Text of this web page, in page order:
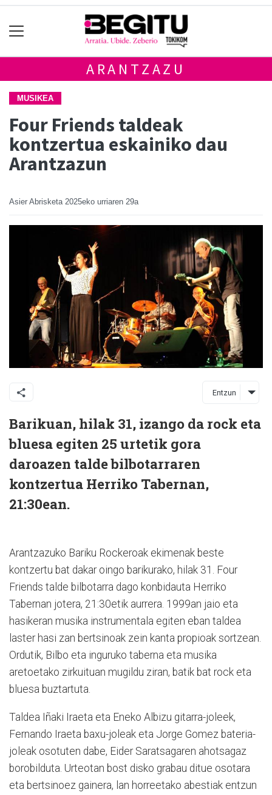
ARANTZAZU
MUSIKEA
Four Friends taldeak
kontzertua eskainiko dau
Arantzazun
Asier Abrisketa 2025eko urriaren 29a
Entzun
Barikuan, hilak 31, izango da rock eta
bluesa egiten 25 urtetik gora
daroazen talde bilbotarraren
kontzertua Herriko Tabernan,
21:30ean.
Arantzazuko Bariku Rockeroak ekimenak beste
kontzertu bat dakar oingo barikurako, hilak 31. Four
Friends talde bilbotarra dago konbidauta Herriko
Tabernan jotera, 21:30etik aurrera. 1999an jaio eta
hasikeran musika instrumentala egiten eban taldea
laster hasi zan bertsinoak zein kanta propioak sortzean.
Ordutik, Bilbo eta inguruko taberna eta musika
aretoetako zirkuituan mugildu ziran, batik bat rock eta
bluesa buztartuta.
Taldea Iñaki Iraeta eta Eneko Albizu gitarra-joleek,
Fernando Iraeta baxu-joleak eta Jorge Gomez bateria-
joleak osotuten dabe, Eider Saratsagaren ahotsagaz
borobilduta. Urteotan bost disko grabau ditue osotara
eta bertsinoez gainera, lan horreetako abestiak entzun